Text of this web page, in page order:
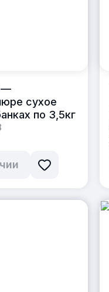
—
сухое
по 3,5кг